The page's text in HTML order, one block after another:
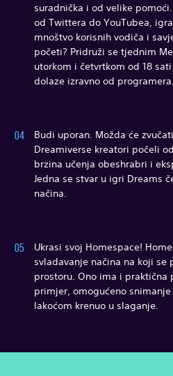
suradnička i od velike
od Twittera do YouTubea,
mnoštvo korisnih vodiča i
početi? Pridruži se tjednim
utorkom i četvrtkom od 18
dolaze izravno od programera.
Budi uporan. Možda će
Dreamiverse kreatori počeli
brzina učenja obeshrabri i
Jedna se stvar u igri Dreams
načina.
Ukrasi svoj Homespace!
svladavanje načina na koji se
prostoru. Ono ima i praktična
primjer, omogućeno
lakoćom krenuo u slaganje.